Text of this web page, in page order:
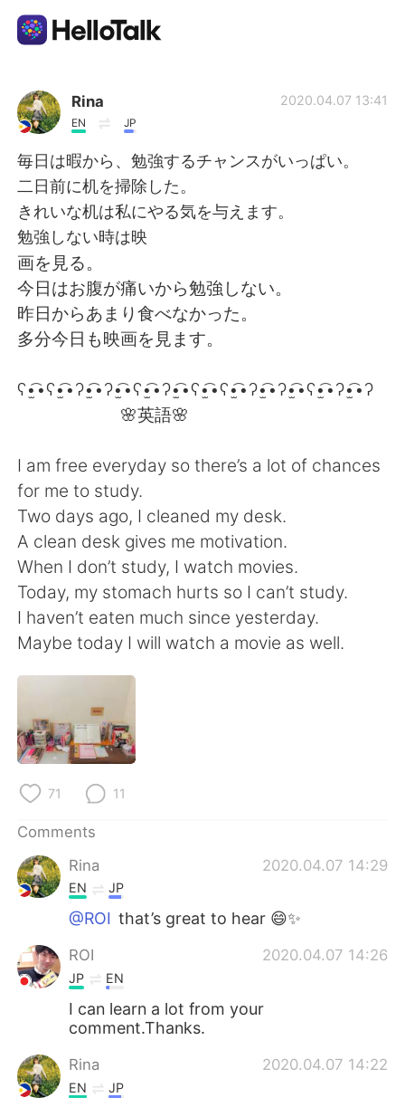
Language Exchange App
AI Grammar Checker
English
简体中文
Español العربية
한국어
Русский
Indonesia
Türkçe Tiếng Việt
Português
Rina
EN JP
2020.04.07 13:41
毎日は暇から、勉強するチャンスがいっぱい。
二日前に机を掃除した。
きれいな机は私にやる気を与えます。
勉強しない時は映
画を見る。
今日はお腹が痛いから勉強しない。
昨日からあまり食べなかった。
多分今日も映画を見ます。
ʕ•̫͡•ʕ•̫͡•ʔ•̫͡•ʔ•̫͡•ʕ•̫͡•ʔ•̫͡•ʕ•̫͡•ʕ•̫͡•ʔ•̫͡•ʔ•̫͡•ʕ•̫͡•ʔ•̫͡•ʔ
🌸英語🌸
I am free everyday so there’s a lot of chances
for me to study.
Two days ago, I cleaned my desk.
A clean desk gives me motivation.
When I don’t study, I watch movies.
Today, my stomach hurts so I can’t study.
I haven’t eaten much since yesterday.
Maybe today I will watch a movie as well.
71 11
Comments
Rina
2020.04.07 14:29
EN JP
@ROI that’s great to hear 😄✨
ROI 2020.04.07 14:26
JP EN
I can learn a lot from your
comment.Thanks.
Rina 2020.04.07 14:22
EN JP